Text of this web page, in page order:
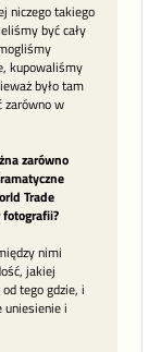
niczego takiego
być cały
kupowaliśmy
było tam
zarówno w
zarówno
Trade
fotografii?
nimi
jakiej
tego gdzie, i
uniesienie i